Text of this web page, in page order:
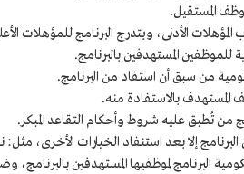
المستقيل.
الأدنى، ويتدرج البرنامج للمؤهلات
للموظفين المستهدفين بالبرنامج.
من سبق أن استفاد من البرنامج.
المستهدف بالاستفادة منه.
من تُطبق عليه شروط وأحكام التقاعد المبكر.
إلا بعد استنفاد الخيارات الأخرى، مثل:
البرنامج لموظفيها المستهدفين